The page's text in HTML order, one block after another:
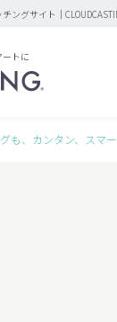
グサイト｜
トに
も、カンタン、スマー